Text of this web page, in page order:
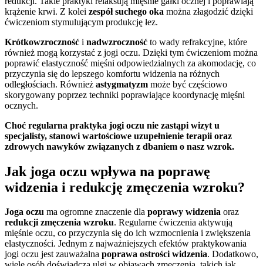
krążenie krwi. Z kolei zespół suchego oka można złagodzić dzięki
ćwiczeniom stymulującym produkcję łez.
Krótkowzroczność i nadwzroczność to wady refrakcyjne, które
również mogą korzystać z jogi oczu. Dzięki tym ćwiczeniom można
poprawić elastyczność mięśni odpowiedzialnych za akomodację, co
przyczynia się do lepszego komfortu widzenia na różnych
odległościach. Również astygmatyzm może być częściowo
skorygowany poprzez techniki poprawiające koordynację mięśni
ocznych.
Choć regularna praktyka jogi oczu nie zastąpi wizyt u
specjalisty, stanowi wartościowe uzupełnienie terapii oraz
zdrowych nawyków związanych z dbaniem o nasz wzrok.
Jak joga oczu wpływa na poprawę
widzenia i redukcję zmęczenia wzroku?
Joga oczu ma ogromne znaczenie dla poprawy widzenia oraz
redukcji zmęczenia wzroku. Regularne ćwiczenia aktywują
mięśnie oczu, co przyczynia się do ich wzmocnienia i zwiększenia
elastyczności. Jednym z najważniejszych efektów praktykowania
jogi oczu jest zauważalna poprawa ostrości widzenia. Dodatkowo,